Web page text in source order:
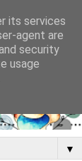
▼
its services
agent are
security
usage